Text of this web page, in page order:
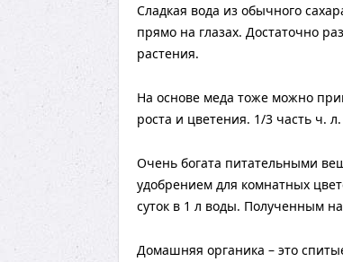
Сладкая вода из обычного
прямо на глазах. Достаточно
растения.
На основе меда тоже можно
роста и цветения. 1/3 часть ч.
Очень богата питательными
удобрением для комнатных
суток в 1 л воды. Полученным
Домашняя органика – это